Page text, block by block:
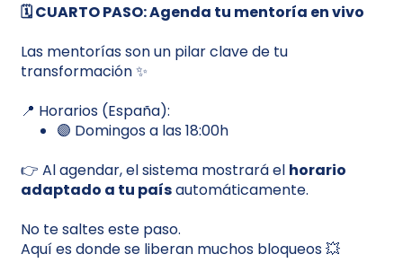
🗓️ CUARTO PASO: Agenda tu mentoría en vivo
Las mentorías son un pilar clave de tu
transformación ✨
📍 Horarios (España):
🟣 Domingos a las 18:00h
👉 Al agendar, el sistema mostrará el horario
adaptado a tu paísautomáticamente.
No te saltes este paso.
Aquí es donde se liberan muchos bloqueos 💥